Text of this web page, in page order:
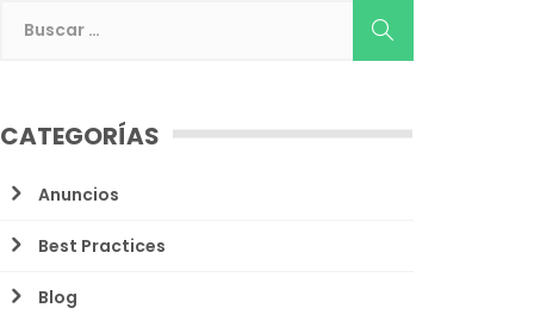
CATEGORÍAS
Anuncios
Best Practices
Blog